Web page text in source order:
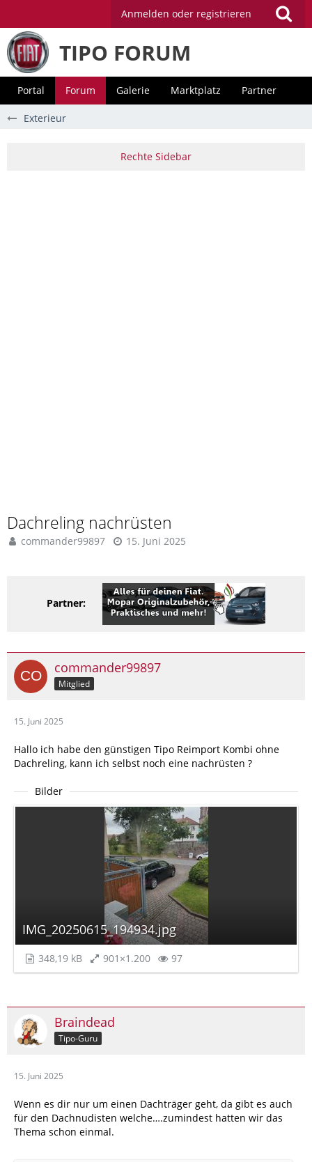
Anmelden oder registrieren
TIPO FORUM
Portal Forum Galerie Marktplatz Partner
Exterieur
Dachreling nachrüsten
commander99897 15. Juni 2025
Partner:
commander99897
Mitglied
15. Juni 2025
Hallo ich habe den günstigen Tipo Reimport Kombi ohne
Dachreling, kann ich selbst noch eine nachrüsten ?
Bilder
IMG_20250615_194934.jpg
348,19 kB 901×1.200 97
Braindead
Tipo-Guru
15. Juni 2025
Wenn es dir nur um einen Dachträger geht, da gibt es auch
für den Dachnudisten welche….zumindest hatten wir das
Thema schon einmal.